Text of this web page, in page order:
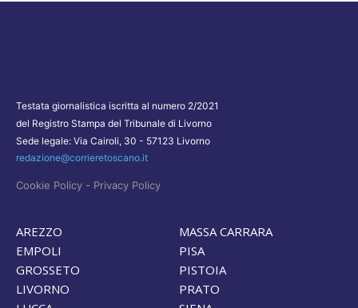
Testata giornalistica iscritta al numero 2/2021
del Registro Stampa del Tribunale di Livorno
Sede legale: Via Cairoli, 30 - 57123 Livorno
redazione@corrieretoscano.it
Cookie Policy - Privacy Policy
AREZZO
EMPOLI
GROSSETO
LIVORNO
MASSA CARRARA
PISA
PISTOIA
PRATO